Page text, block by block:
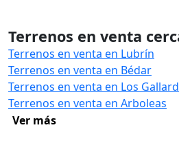
Terrenos en venta
Terrenos en venta en Lubrín
Terrenos en venta en Bédar
Terrenos en venta en Los
Terrenos en venta en Arboleas
Ver más